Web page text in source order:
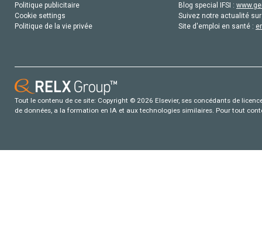
Politique publicitaire
Cookie settings
Politique de la vie privée
Blog special IFSI :
Suivez notre actualité
Site d'emploi en santé :
Tout le contenu de ce site: Copyright © 2026 Elsevier, ses concédants de
de données, a la formation en IA et aux technologies similaires. Pour tout